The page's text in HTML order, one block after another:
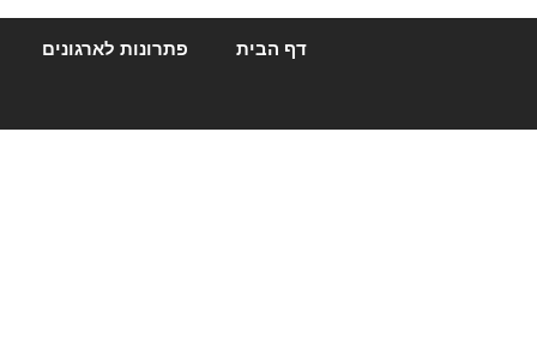
דף הבית פתרונות לארגונים